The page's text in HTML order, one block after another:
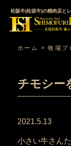
松阪牛(松坂牛)の精肉店と
ホーム >牧場ブ
チモシー
2021.5.13
小さい牛さん